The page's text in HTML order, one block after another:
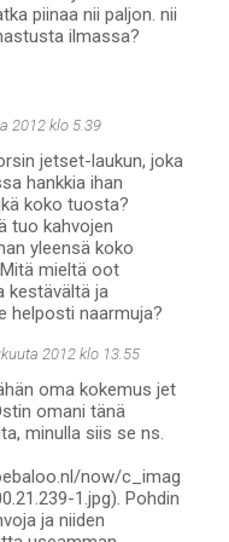
piinaa nii paljon. nii
ilmassa?
2012 klo 5.39
jetset-laukun, joka
hankkia ihan
koko tuosta?
tuo kahvojen
yleensä koko
mieltä oot
kestävältä ja
helposti naarmuja?
2012 klo 13.55
oma kokemus jet
omani tänä
minulla siis se ns.
now/c_imag
1.jpg). Pohdin
ja niiden